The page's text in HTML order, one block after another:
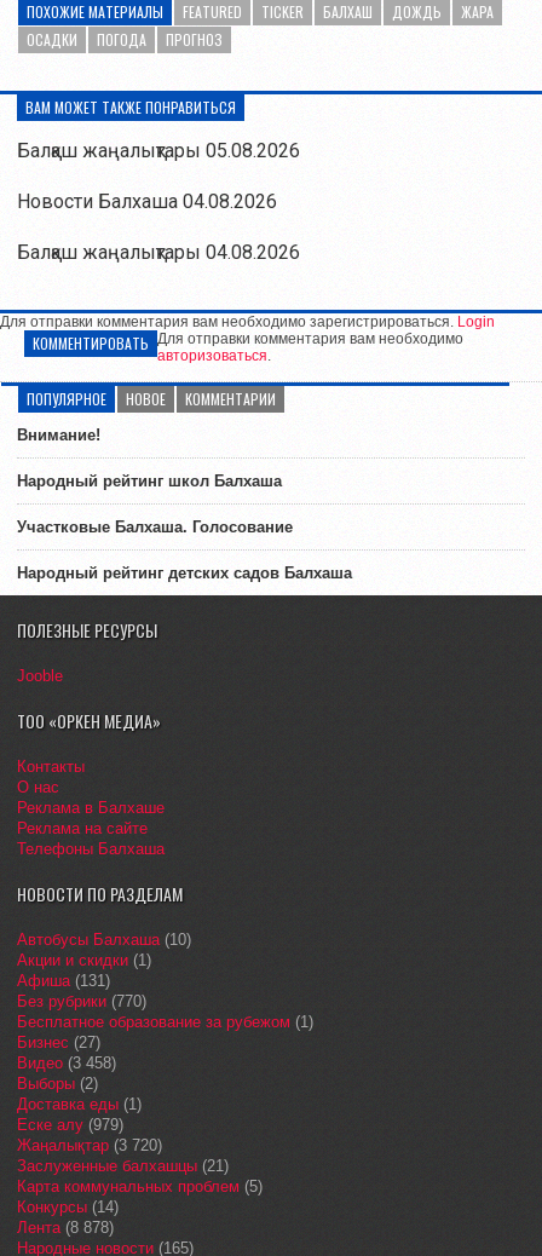
ПОХОЖИЕ МАТЕРИАЛЫ FEATURED TICKER БАЛХАШ ДОЖДЬ
ЖАРА
ОСАДКИ
ПОГОДА ПРОГНОЗ
ВАМ МОЖЕТ ТАКЖЕ ПОНРАВИТЬСЯ
Балқаш жаңалықтары 05.08.2026
Новости Балхаша 04.08.2026
Балқаш жаңалықтары 04.08.2026
Для отправки комментария вам необходимо зарегистрироваться. Login
КОММЕНТИРОВАТЬ Для отправки комментария вам необходимо
авторизоваться.
ПОПУЛЯРНОЕ НОВОЕ КОММЕНТАРИИ
Внимание!
Народный рейтинг школ Балхаша
Участковые Балхаша. Голосование
Народный рейтинг детских садов Балхаша
ПОЛЕЗНЫЕ РЕСУРСЫ
Jooble
ТОО «ОРКЕН МЕДИА»
Контакты
О нас
Реклама в Балхаше
Реклама на сайте
Телефоны Балхаша
НОВОСТИ ПО РАЗДЕЛАМ
Автобусы Балхаша(10)
Акции и скидки (1)
Афиша(131)
Без рубрики (770)
Бесплатное образование за рубежом (1)
Бизнес (27)
Видео (3 458)
Выборы (2)
Доставка еды (1)
Еске алу (979)
Жаңалықтар (3 720)
Заслуженные балхашцы (21)
Карта коммунальных проблем (5)
Конкурсы (14)
Лента(8 878)
Народные новости (165)